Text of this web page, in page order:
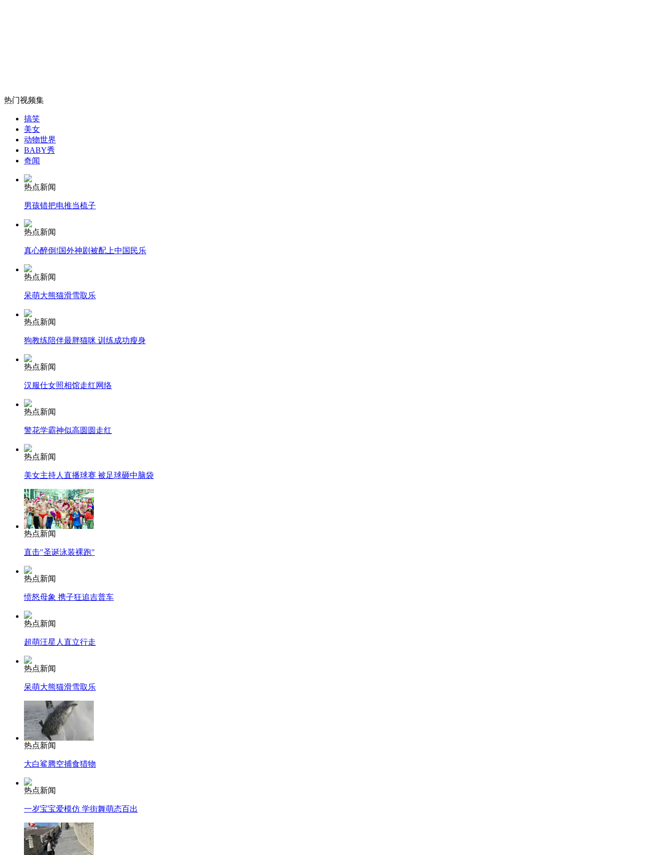
外交部：反对强权政治霸凌主义
外交部：有关国家言论片面不公正
安徽一实载49人客车翻车
走！跟着总书记去植树
消防员救轻生者
纽约上演“枕头大战”
司机酒驾遇交警 急速倒车逃窜
热门视频集
搞笑
美女
动物世界
BABY秀
奇闻
热点新闻
男孩错把电推当梳子
热点新闻
真心醉倒!国外神剧被配上中国民乐
热点新闻
呆萌大熊猫滑雪取乐
热点新闻
狗教练陪伴最胖猫咪 训练成功瘦身
热点新闻
汉服仕女照相馆走红网络
热点新闻
警花学霸神似高圆圆走红
热点新闻
美女主持人直播球赛 被足球砸中脑袋
热点新闻
直击"圣诞泳装裸跑"
热点新闻
愤怒母象 携子狂追吉普车
热点新闻
超萌汪星人直立行走
热点新闻
呆萌大熊猫滑雪取乐
热点新闻
大白鲨腾空捕食猎物
热点新闻
一岁宝宝爱模仿 学街舞萌态百出